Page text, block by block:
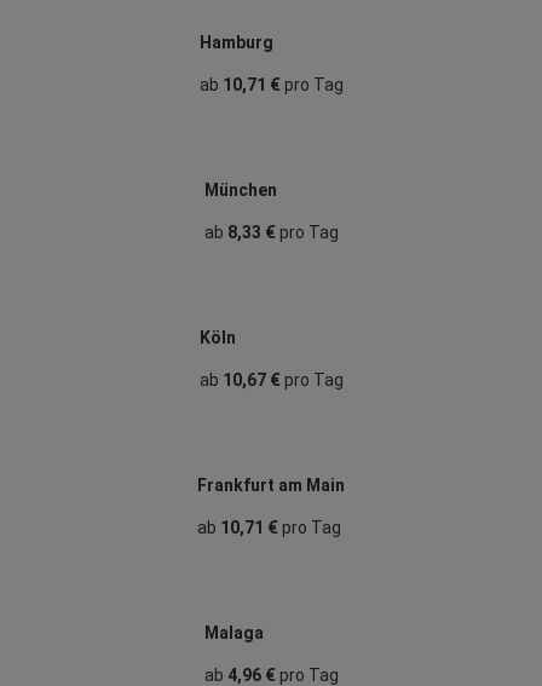
Hamburg
ab 10,71 €pro Tag
München
ab 8,33 €pro Tag
Köln
ab 10,67 €pro Tag
Frankfurt am Main
ab 10,71 € pro Tag
Malaga
ab 4,96 €pro Tag